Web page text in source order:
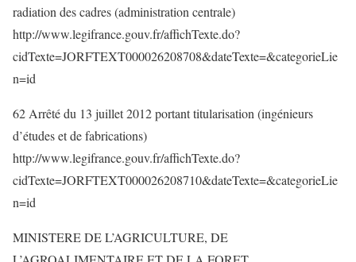
radiation des cadres (administration centrale)
http://www.legifrance.gouv.fr/affichTexte.do?
cidTexte=JORFTEXT000026208708&dateTexte=&categorieLie
n=id
62 Arrêté du 13 juillet 2012 portant titularisation (ingénieurs
d’études et de fabrications)
http://www.legifrance.gouv.fr/affichTexte.do?
cidTexte=JORFTEXT000026208710&dateTexte=&categorieLie
n=id
MINISTERE DE L’AGRICULTURE, DE